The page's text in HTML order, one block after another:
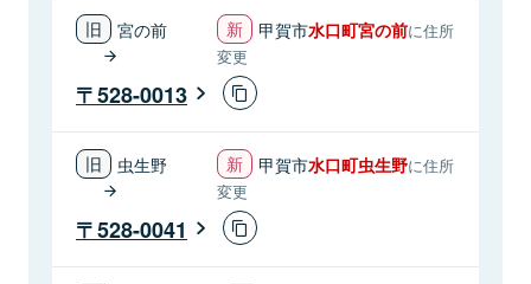
宮の前 甲賀市水口町宮の前に住所
変更
528-0013
虫生野 甲賀市水口町虫生野に住所
変更
528-0041